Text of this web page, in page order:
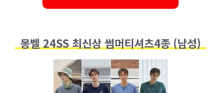
몽벨 24SS 최신상 썸머티셔츠4종 (남성)